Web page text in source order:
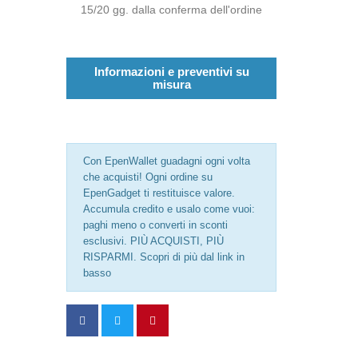
15/20 gg. dalla conferma dell'ordine
Informazioni e preventivi su
misura
Con EpenWallet guadagni ogni volta
che acquisti! Ogni ordine su
EpenGadget ti restituisce valore.
Accumula credito e usalo come vuoi:
paghi meno o converti in sconti
esclusivi. PIÙ ACQUISTI, PIÙ
RISPARMI. Scopri di più dal link in
basso